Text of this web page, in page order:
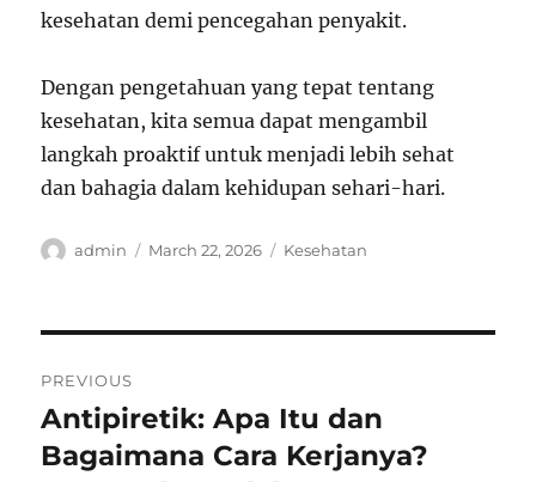
kesehatan demi pencegahan penyakit.
Dengan pengetahuan yang tepat tentang
kesehatan, kita semua dapat mengambil
langkah proaktif untuk menjadi lebih sehat
dan bahagia dalam kehidupan sehari-hari.
Author
admin
Posted
March 22, 2026 Categories
Kesehatan
navigation
PREVIOUS
Previous
post:
Antipiretik: Apa Itu dan
Bagaimana Cara Kerjanya?